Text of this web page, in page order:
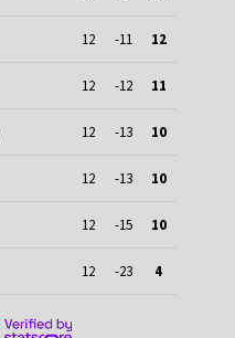
12 -11 12
12 -12 11
12 -13 10
12 -13 10
12 -15 10
12 -23 4